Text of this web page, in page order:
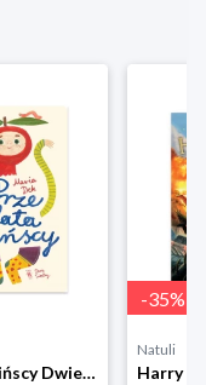
Przeplatalińscy Dwie siostry
-35%
Natuli